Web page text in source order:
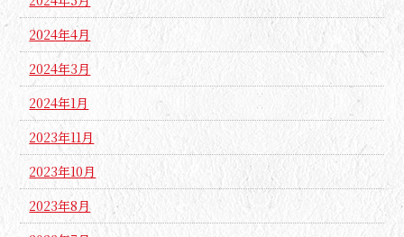
2024年4月
2024年3月
2024年1月
2023年11月
2023年10月
2023年8月